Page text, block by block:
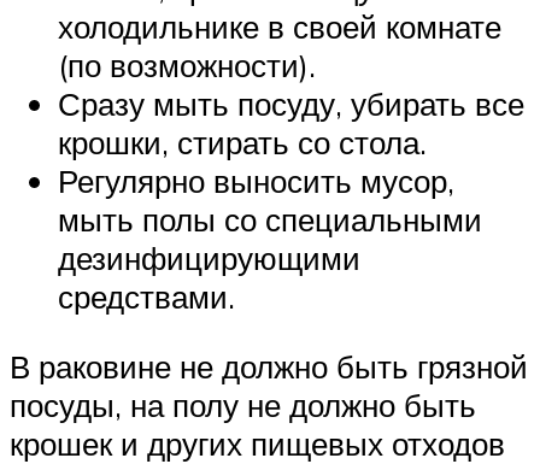
холодильнике в своей комнате
(по возможности).
Сразу мыть посуду, убирать все
крошки, стирать со стола.
Регулярно выносить мусор,
мыть полы со специальными
дезинфицирующими
средствами.
В раковине не должно быть грязной
посуды, на полу не должно быть
крошек и других пищевых отходов